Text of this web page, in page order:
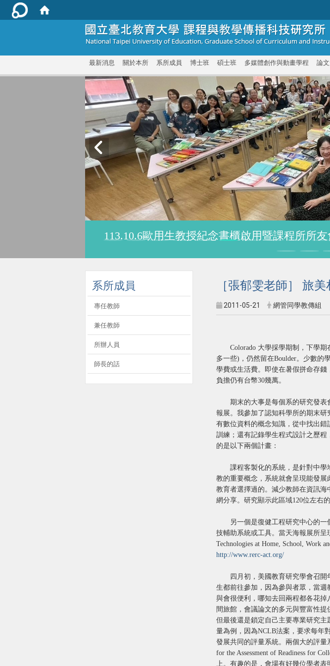
最新消息 關於本所 系所成員 博士班 碩士班 多媒體創作與動畫學程 論
113.10.6歐用生教授紀念書櫃啟用暨課程所所
系所成員
專任教師
兼任教師
所辦人員
師長的話
［張郁雯老師］ 旅美
2011-05-21 網管同學教傳組
Colorado 大學採學期制，下學期
多一些)，仍然留在Boulder。少數的
學費或生活費。即使在暑假拼命存
負擔仍有台幣30幾萬。
期末的大事是每個系的研究發表
報展。我參加了認知科學所的期末
有數位資料的概念知識，從中找出
訓練；還有記錄學生程式設計之歷
的是以下兩個計畫：
課程客製化的系統，是針對中學
教的重要概念，系統就會呈現能發
教育者選擇過的。減少教師在資訊
網分享。研究顯示此區域120位左右
另一個是復健工程研究中心的一
技輔助系統或工具。當天海報展所呈
Technologies at Home, School, Work
http://www.rerc-act.org/
四月初，美國教育研究學會召開年
生都前往參加，因為參與者眾，當
與會很便利，哪知去回兩程都各花
間旅館，會議論文的多元與豐富性
但最後還是鎖定自己主要專業研究
量為例，因為NCLB法案，要求每年
發展共同的評量系統。兩個大的評量
for the Assessment of Readiness for
上。有趣的是，會場有好幾位學者